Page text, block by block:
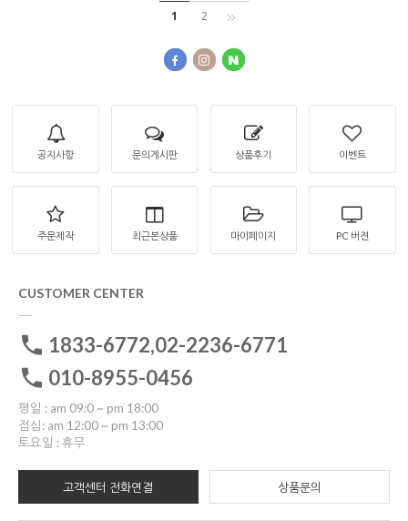
1 2
공지사항 문의게시판 상품후기 이벤트
주문제작 최근본상품 마이페이지 PC 버젼
CUSTOMER CENTER
1833-6772,02-2236-6771
010-8955-0456
평일 : am 09:0 ~ pm 18:00
점심: am 12:00 ~ pm 13:00
토요일 : 휴무
고객센터 전화연결 상품문의